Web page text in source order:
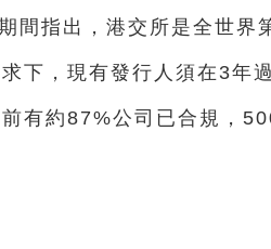
間指出，港交所是全世界
下，現有發行人須在3年
有約87%公司已合規，